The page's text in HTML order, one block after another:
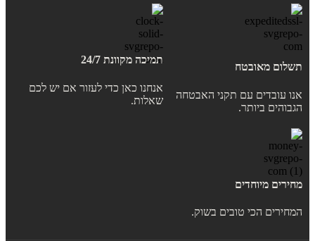
תשלום מאובטח
אנו עובדים עם תקני האבטחה
הגבוהים ביותר.
תמיכה מקוונת 24/7
אנחנו כאן כדי לעזור אם יש לכם
שאלות.
מחירים מיוחדים
המחירים הכי טובים בשוק.